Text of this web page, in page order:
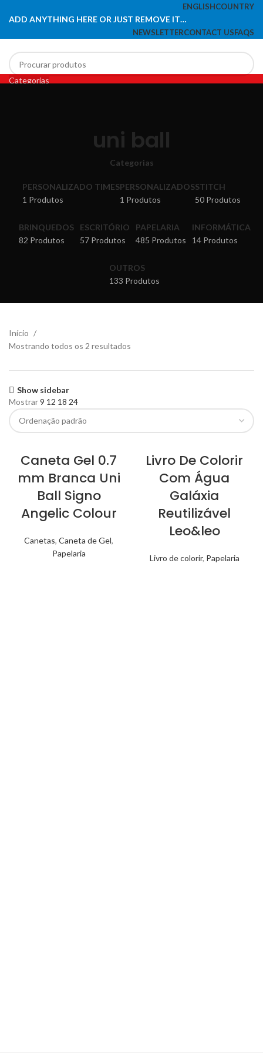
ENGLISHCOUNTRY
ADD ANYTHING HERE OR JUST REMOVE IT…
NEWSLETTERCONTACT USFAQS
Search
Categorias
uni ball
Categorias
PERSONALIZADO TIMES
1 Produtos
PERSONALIZADOS
1 Produtos
STITCH
50 Produtos
BRINQUEDOS
82 Produtos
ESCRITÓRIO
57 Produtos
PAPELARIA
485 Produtos
INFORMÁTICA
14 Produtos
OUTROS
133 Produtos
Início
Mostrando todos os 2 resultados
Show sidebar
Mostrar9 12 18 24
Caneta Gel 0.7
mm Branca Uni
Ball Signo
Angelic Colour
Canetas, Caneta de Gel,
Papelaria
Livro De Colorir
Com Água
Galáxia
Reutilizável
Leo&leo
Livro de colorir, Papelaria